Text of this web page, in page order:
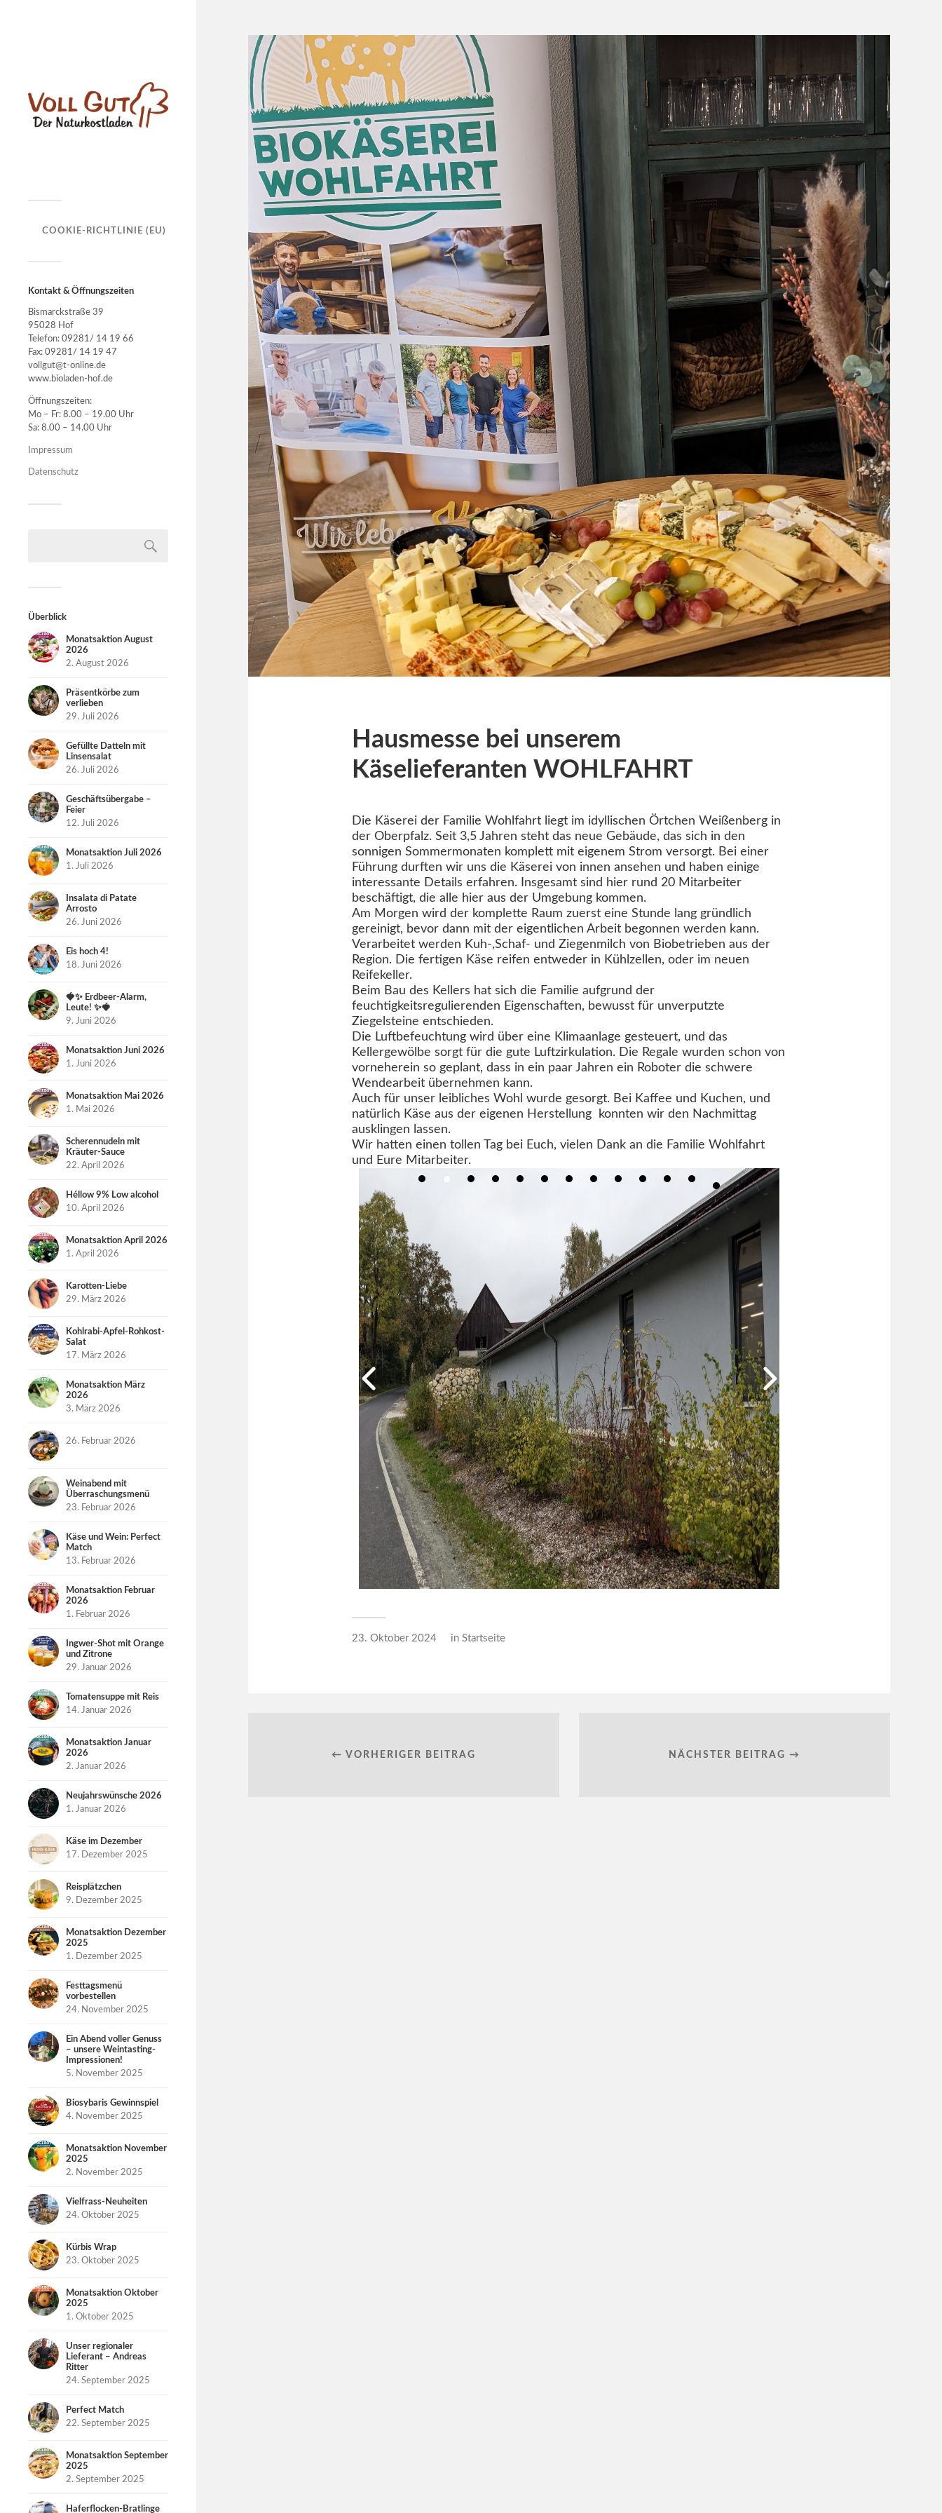
COOKIE-RICHTLINIE (EU)
Kontakt & Öffnungszeiten
Bismarckstraße 39
95028 Hof
Telefon: 09281/ 14 19 66
Fax: 09281/ 14 19 47
vollgut@t-online.de
www.bioladen-hof.de
Öffnungszeiten:
Mo – Fr: 8.00 – 19.00 Uhr
Sa: 8.00 – 14.00 Uhr
Impressum
Datenschutz
Überblick
Monatsaktion August
2026
2. August 2026
Präsentkörbe zum
verlieben
29. Juli 2026
Gefüllte Datteln mit
Linsensalat
26. Juli 2026
Geschäftsübergabe –
Feier
12. Juli 2026
Monatsaktion Juli 2026
1. Juli 2026
Insalata di Patate
Arrosto
26. Juni 2026
Eis hoch 4!
18. Juni 2026
🍓✨ Erdbeer-Alarm,
Leute! ✨🍓
9. Juni 2026
Monatsaktion Juni 2026
1. Juni 2026
Monatsaktion Mai 2026
1. Mai 2026
Scherennudeln mit
Kräuter-Sauce
22. April 2026
Héllow 9% Low alcohol
10. April 2026
Monatsaktion April 2026
1. April 2026
Karotten-Liebe
29. März 2026
Kohlrabi-Apfel-Rohkost-
Salat
17. März 2026
Monatsaktion März
2026
3. März 2026
26. Februar 2026
Weinabend mit
Überraschungsmenü
23. Februar 2026
Käse und Wein: Perfect
Match
13. Februar 2026
Monatsaktion Februar
2026
1. Februar 2026
Ingwer-Shot mit Orange
und Zitrone
29. Januar 2026
Tomatensuppe mit Reis
14. Januar 2026
Monatsaktion Januar
2026
2. Januar 2026
Neujahrswünsche 2026
1. Januar 2026
Käse im Dezember
17. Dezember 2025
Reisplätzchen
9. Dezember 2025
Monatsaktion Dezember
2025
1. Dezember 2025
Festtagsmenü
vorbestellen
24. November 2025
Ein Abend voller Genuss
– unsere Weintasting-
Impressionen!
5. November 2025
Biosybaris Gewinnspiel
4. November 2025
Monatsaktion November
2025
2. November 2025
Vielfrass-Neuheiten
24. Oktober 2025
Kürbis Wrap
23. Oktober 2025
Monatsaktion Oktober
2025
1. Oktober 2025
Unser regionaler
Lieferant – Andreas
Ritter
24. September 2025
Perfect Match
22. September 2025
Monatsaktion September
2025
2. September 2025
Haferflocken-Bratlinge
Hausmesse bei unserem
Käselieferanten WOHLFAHRT
Die Käserei der Familie Wohlfahrt liegt im idyllischen Örtchen Weißenberg in
der Oberpfalz. Seit 3,5 Jahren steht das neue Gebäude, das sich in den
sonnigen Sommermonaten komplett mit eigenem Strom versorgt. Bei einer
Führung durften wir uns die Käserei von innen ansehen und haben einige
interessante Details erfahren. Insgesamt sind hier rund 20 Mitarbeiter
beschäftigt, die alle hier aus der Umgebung kommen.
Am Morgen wird der komplette Raum zuerst eine Stunde lang gründlich
gereinigt, bevor dann mit der eigentlichen Arbeit begonnen werden kann.
Verarbeitet werden Kuh-,Schaf- und Ziegenmilch von Biobetrieben aus der
Region. Die fertigen Käse reifen entweder in Kühlzellen, oder im neuen
Reifekeller.
Beim Bau des Kellers hat sich die Familie aufgrund der
feuchtigkeitsregulierenden Eigenschaften, bewusst für unverputzte
Ziegelsteine entschieden.
Die Luftbefeuchtung wird über eine Klimaanlage gesteuert, und das
Kellergewölbe sorgt für die gute Luftzirkulation. Die Regale wurden schon von
vorneherein so geplant, dass in ein paar Jahren ein Roboter die schwere
Wendearbeit übernehmen kann.
Auch für unser leibliches Wohl wurde gesorgt. Bei Kaffee und Kuchen, und
natürlich Käse aus der eigenen Herstellung
konnten wir den Nachmittag
ausklingen lassen.
Wir hatten einen tollen Tag bei Euch, vielen Dank an die Familie Wohlfahrt
und Eure Mitarbeiter.
23. Oktober 2024 in Startseite
← VORHERIGER BEITRAG NÄCHSTER BEITRAG →